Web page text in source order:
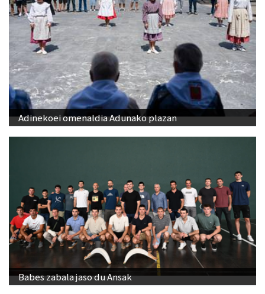
Adinekoei omenaldia Adunako plazan
Babes zabala jaso du Ansak